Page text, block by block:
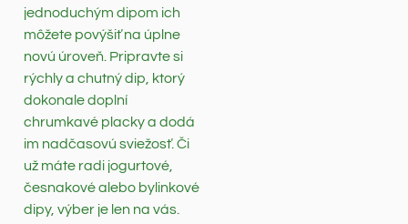
jednoduchým dipom ich
môžete povýšiť na úplne
novú úroveň. Pripravte si
rýchly a chutný dip, ktorý
dokonale doplní
chrumkavé placky a dodá
im nadčasovú sviežosť. Či
už máte radi jogurtové,
česnakové alebo bylinkové
dipy, výber je len na vás.